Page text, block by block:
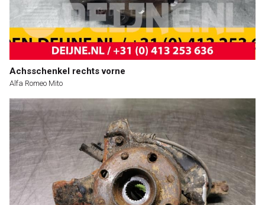
Achsschenkel rechts vorne
Alfa Romeo Mito